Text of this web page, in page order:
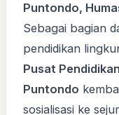
Puntondo,
Sebagai bagian
pendidikan
Pusat
Puntondo
sosialisasi ke